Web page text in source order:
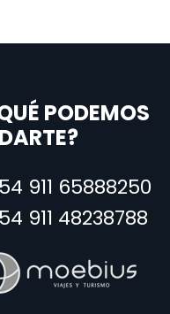
PODEMOS
911 65888250
911 48238788